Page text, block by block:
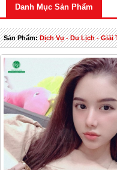
Danh Mục Sản Phẩm
Sản Phẩm:Dịch Vụ - Du Lịch - Giải